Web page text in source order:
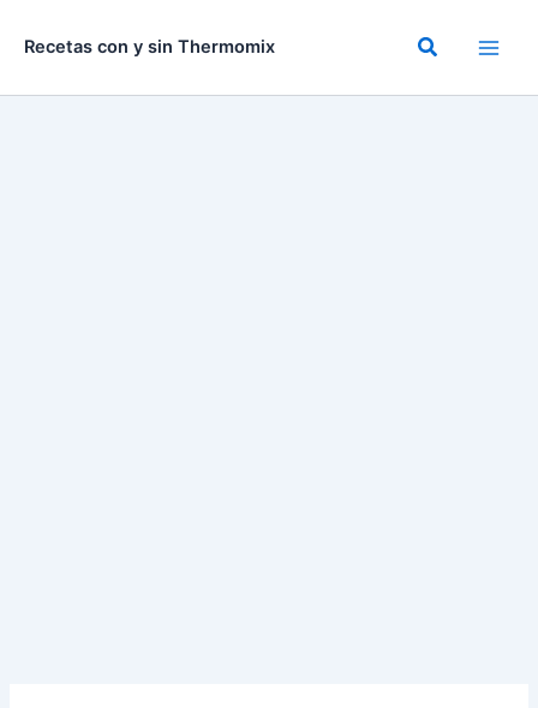
Recetas con y sin Thermomix Buscar